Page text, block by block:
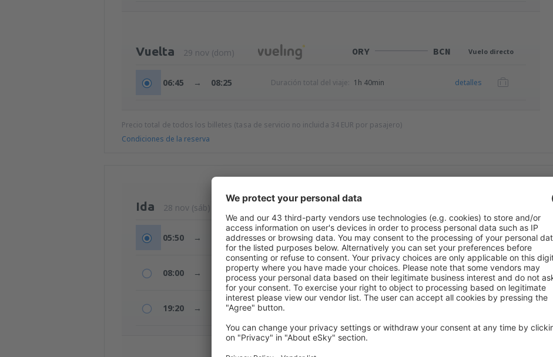
Vuelta 29 nov (dom) ORY BCN Vuelo directo
06:45 → 08:25 Duración total del viaje: 1h 40min detalles
Precio total de todos los billetes (tasa de servicio no incluida 34 EUR por pasajero)
Condiciones de la reserva
Ida 28 nov (sáb)
05:50 → 07:40 Duración total del viaje: 1h 50min detalles
08:00 → 09:50 Duración total del viaje: 1h 50min detalles
19:20 → 21:10 Duración total del viaje: